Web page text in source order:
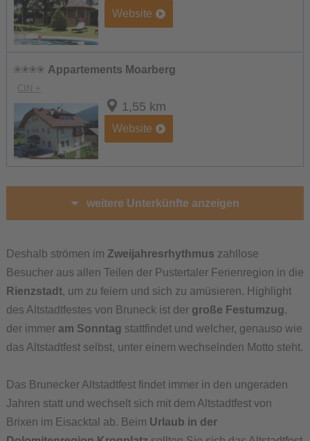
Website
Appartements Moarberg
CIN +
1,55 km
Website
weitere Unterkünfte anzeigen
Deshalb strömen im Zweijahresrhythmus zahllose
Besucher aus allen Teilen der Pustertaler Ferienregion in die
Rienzstadt, um zu feiern und sich zu amüsieren. Highlight
des Altstadtfestes von Bruneck ist der große Festumzug,
der immer am Sonntag stattfindet und welcher, genauso wie
das Altstadtfest selbst, unter einem wechselnden Motto steht.
Das Brunecker Altstadtfest findet immer in den ungeraden
Jahren statt und wechselt sich mit dem Altstadtfest von
Brixen im Eisacktal ab. Beim Urlaub in der